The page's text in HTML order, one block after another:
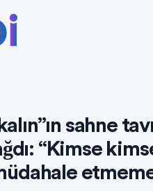
sahne
“Kimse